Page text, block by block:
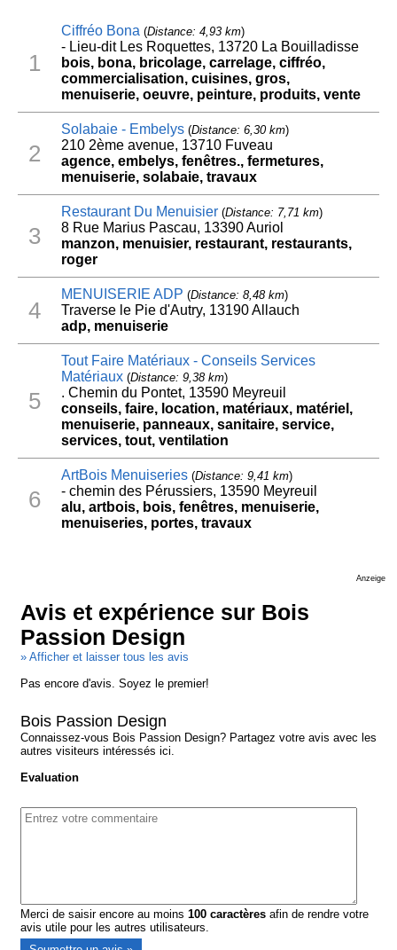
1
Ciffréo Bona(Distance: 4,93 km)
- Lieu-dit Les Roquettes, 13720 La Bouilladisse
bois, bona, bricolage, carrelage, ciffréo,
commercialisation, cuisines, gros,
menuiserie, oeuvre, peinture, produits, vente
2
Solabaie - Embelys(Distance: 6,30 km)
210 2ème avenue, 13710 Fuveau
agence, embelys, fenêtres., fermetures,
menuiserie, solabaie, travaux
3
Restaurant Du Menuisier(Distance: 7,71 km)
8 Rue Marius Pascau, 13390 Auriol
manzon, menuisier, restaurant, restaurants,
roger
4
MENUISERIE ADP (Distance: 8,48 km)
Traverse le Pie d'Autry, 13190 Allauch
adp, menuiserie
5
Tout Faire Matériaux - Conseils Services
Matériaux(Distance: 9,38 km)
. Chemin du Pontet, 13590 Meyreuil
conseils, faire, location, matériaux, matériel,
menuiserie, panneaux, sanitaire, service,
services, tout, ventilation
6
ArtBois Menuiseries(Distance: 9,41 km)
- chemin des Pérussiers, 13590 Meyreuil
alu, artbois, bois, fenêtres, menuiserie,
menuiseries, portes, travaux
Anzeige
Avis et expérience sur Bois
Passion Design
» Afficher et laisser tous les avis
Pas encore d'avis. Soyez le premier!
Bois Passion Design
Connaissez-vous Bois Passion Design? Partagez votre avis avec les
autres visiteurs intéressés ici.
Evaluation
Merci de saisir encore au moins100 caractères afin de rendre votre
avis utile pour les autres utilisateurs.